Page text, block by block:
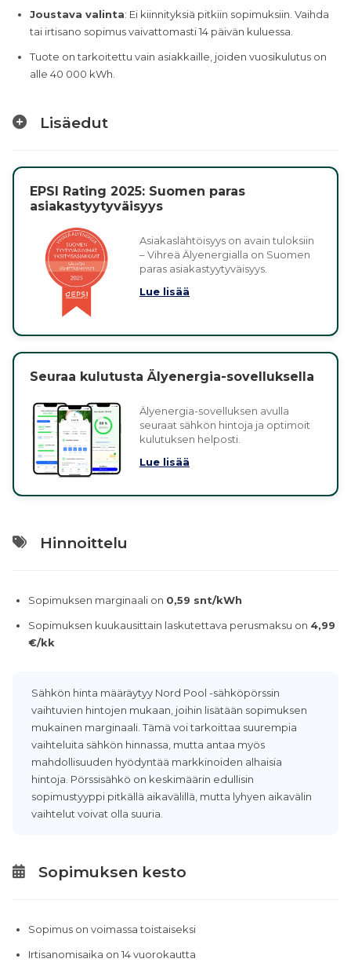
Joustava valinta: Ei kiinnityksiä pitkiin sopimuksiin. Vaihda
tai irtisano sopimus vaivattomasti 14 päivän kuluessa.
Tuote on tarkoitettu vain asiakkaille, joiden vuosikulutus on
alle 40 000 kWh.
Lisäedut
EPSI Rating 2025: Suomen paras
asiakastyytyväisyys
Asiakaslähtöisyys on avain tuloksiin
– Vihreä Älyenergialla on Suomen
paras asiakastyytyväisyys.
Lue lisää
Seuraa kulutusta Älyenergia-sovelluksella
Älyenergia-sovelluksen avulla
seuraat sähkön hintoja ja optimoit
kulutuksen helposti.
Lue lisää
Hinnoittelu
Sopimuksen marginaali on 0,59 snt/kWh
Sopimuksen kuukausittain laskutettava perusmaksu on 4,99
€/kk
Sähkön hinta määräytyy Nord Pool -sähköpörssin
vaihtuvien hintojen mukaan, joihin lisätään sopimuksen
mukainen marginaali. Tämä voi tarkoittaa suurempia
vaihteluita sähkön hinnassa, mutta antaa myös
mahdollisuuden hyödyntää markkinoiden alhaisia
hintoja. Pörssisähkö on keskimäärin edullisin
sopimustyyppi pitkällä aikavälillä, mutta lyhyen aikavälin
vaihtelut voivat olla suuria.
Sopimuksen kesto
Sopimus on voimassa toistaiseksi
Irtisanomisaika on 14 vuorokautta